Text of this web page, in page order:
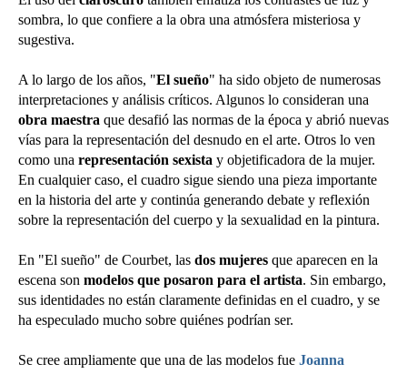
sombra, lo que confiere a la obra una atmósfera misteriosa y
sugestiva.
A lo largo de los años, "El sueño" ha sido objeto de numerosas
interpretaciones y análisis críticos. Algunos lo consideran una
obra maestra que desafió las normas de la época y abrió nuevas
vías para la representación del desnudo en el arte. Otros lo ven
como una representación sexista y objetificadora de la mujer.
En cualquier caso, el cuadro sigue siendo una pieza importante
en la historia del arte y continúa generando debate y reflexión
sobre la representación del cuerpo y la sexualidad en la pintura.
En "El sueño" de Courbet, las dos mujeres que aparecen en la
escena son modelos que posaron para el artista. Sin embargo,
sus identidades no están claramente definidas en el cuadro, y se
ha especulado mucho sobre quiénes podrían ser.
Se cree ampliamente que una de las modelos fue Joanna